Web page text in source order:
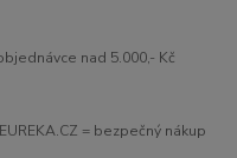
nad 5.000,- Kč
= bezpečný nákup